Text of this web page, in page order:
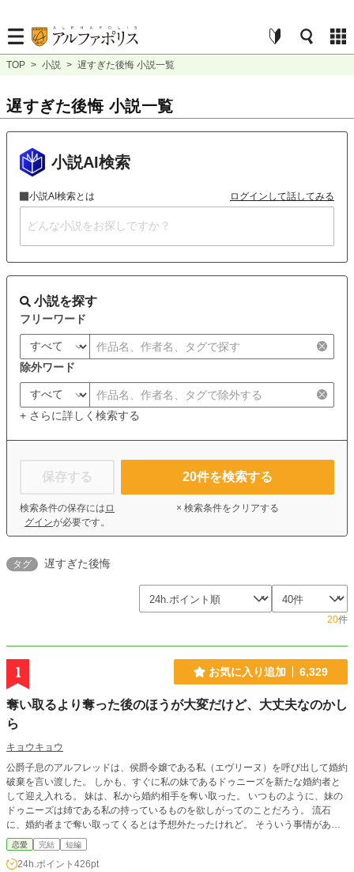
TOP > 小説 > 遅すぎた後悔 小説一覧
遅すぎた後悔 小説一覧
小説AI検索
小説AI検索とは ログインして話してみる
小説を探す
フリーワード
除外ワード
+ さらに詳しく検索する
保存する
検索条件の保存には ロ
グインが必要です。
20件を検索する
× 検索条件をクリアする
タグ 遅すぎた後悔
20件
1 お気に入り追加 6,329
奪い取るより奪った後のほうが大変だけど、大丈夫なのかし
ら
キョウキョウ
公爵子息のアルフレッドは、侯爵令嬢である私（エヴリーヌ）を呼び出して婚約
破棄を言い渡した。 しかも、すぐに私の妹であるドゥニーズを新たな婚約者と
して迎え入れる。 妹は、私から婚約相手を奪い取った。 いつものように、妹の
ドゥニーズは姉である私の持っているものを欲しがってのことだろう。 流石
に、婚約者まで奪い取ってくるとは予想外たったけれど。 そういう事情がある
ことを、アルフレッドにちゃんと説明したい。 それなのに私の忠告を疑って、
聞き流した。 彼は、後悔することになるだろう。 そして妹も、私から婚約者を
恋愛 完結 短編
24h.ポイント 426pt